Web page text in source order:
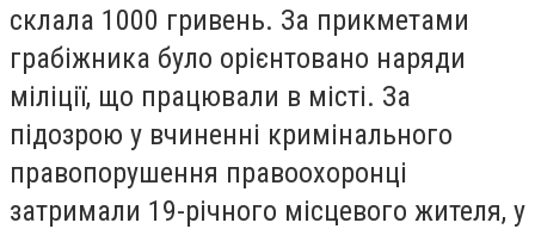
склала 1000 гривень. За прикметами
грабіжника було орієнтовано наряди
міліції, що працювали в місті. За
підозрою у вчиненні кримінального
правопорушення правоохоронці
затримали 19-річного місцевого жителя, у